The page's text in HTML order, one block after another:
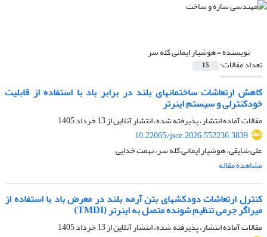
نویسنده =هوشیار ایمانی کله سر
تعداد مقالات: 15
کاهش ارتعاشات ساختمان‏های بلند در برابر باد با استفاده از قابلیت
خودکنترلی و سیستم اینرتر
مقالات آماده انتشار، پذیرفته شده، انتشار آنلاین از13 خرداد 1405
10.22065/jsce.2026.552236.3839
علی شایقی، هوشیار ایمانی کله سر، نهمت خدایی
مشاهده مقاله
کنترل ارتعاشات دودکش‏های بتن آرمه بلند در معرض باد با استفاده از
میراگر جرمی تنظیم شونده متصل به اینرتر (TMDI)
مقالات آماده انتشار، پذیرفته شده، انتشار آنلاین از13 خرداد 1405